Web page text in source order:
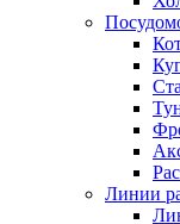
Линии